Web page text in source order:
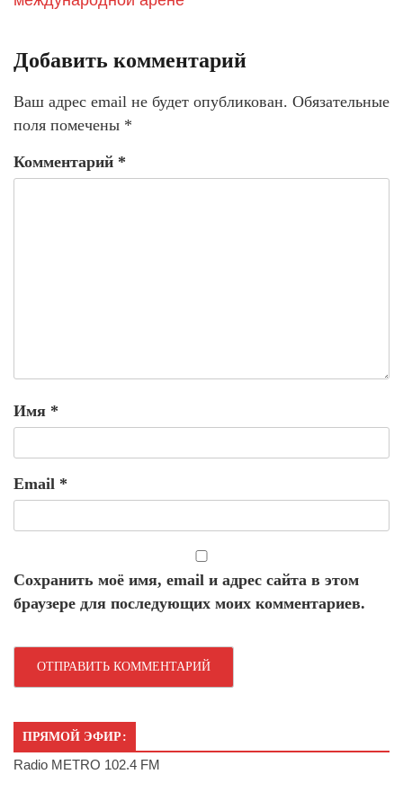
Добавить комментарий
Ваш адрес email не будет опубликован. Обязательные
поля помечены *
Комментарий *
Имя *
Email *
Сохранить моё имя, email и адрес сайта в этом
браузере для последующих моих комментариев.
ПРЯМОЙ ЭФИР:
Radio METRO 102.4 FM